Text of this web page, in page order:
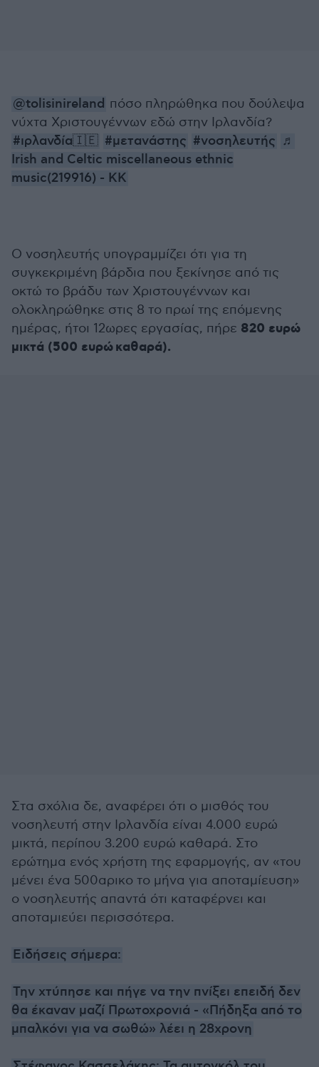
@tolisinireland πόσο πληρώθηκα που δούλεψα
νύχτα Χριστουγέννων εδώ στην Ιρλανδία?
#ιρλανδία🇮🇪 #μετανάστης #νοσηλευτής ♬
Irish and Celtic miscellaneous ethnic
music(219916) - KK
Ο νοσηλευτής υπογραμμίζει ότι για τη
συγκεκριμένη βάρδια που ξεκίνησε από τις
οκτώ το βράδυ των Χριστουγέννων και
ολοκληρώθηκε στις 8 το πρωί της επόμενης
ημέρας, ήτοι 12ωρες εργασίας, πήρε 820 ευρώ
μικτά (500 ευρώ καθαρά).
Στα σχόλια δε, αναφέρει ότι ο μισθός του
νοσηλευτή στην Ιρλανδία είναι 4.000 ευρώ
μικτά, περίπου 3.200 ευρώ καθαρά. Στο
ερώτημα ενός χρήστη της εφαρμογής, αν «του
μένει ένα 500αρικο το μήνα για αποταμίευση»
ο νοσηλευτής απαντά ότι καταφέρνει και
αποταμιεύει περισσότερα.
Ειδήσεις σήμερα:
Την χτύπησε και πήγε να την πνίξει επειδή δεν
θα έκαναν μαζί Πρωτοχρονιά - «Πήδηξα από το
μπαλκόνι για να σωθώ» λέει η 28χρονη